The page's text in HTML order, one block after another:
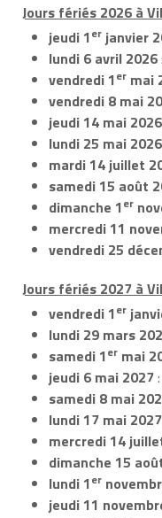
Jours fériés 2026 à
jeudi 1er janvier
lundi 6 avril 2026
vendredi 1er mai
vendredi 8 mai
jeudi 14 mai 2026
lundi 25 mai 2026
mardi 14 juillet
samedi 15 août
dimanche 1er
mercredi 11
vendredi 25
Jours fériés 2027 à
vendredi 1er
lundi 29 mars
samedi 1er mai
jeudi 6 mai 2027
samedi 8 mai
lundi 17 mai 2027
mercredi 14
dimanche 15
lundi 1er
jeudi 11